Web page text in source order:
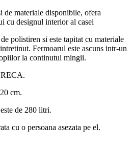
de materiale disponibile, ofera
cu designul interior al casei
polistiren si este tapitat cu materiale
Fermoarul este ascuns intr-un
la continutul mingii.
cm.
de 280 litri.
cu o persoana asezata pe el.